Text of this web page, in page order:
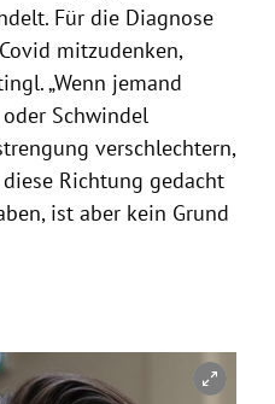
Für die Diagnose
mitzudenken,
„Wenn jemand
Schwindel
verschlechtern,
Richtung gedacht
ist aber kein Grund
schließen